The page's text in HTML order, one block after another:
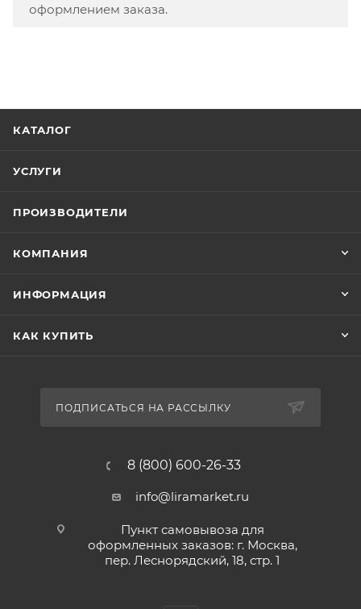
оформлением заказа.
КАТАЛОГ
УСЛУГИ
ПРОИЗВОДИТЕЛИ
КОМПАНИЯ
ИНФОРМАЦИЯ
КАК КУПИТЬ
ПОДПИСАТЬСЯ НА РАССЫЛКУ
8 (800) 600-26-33
info@liramarket.ru
Пункт самовывоза для
оформленных заказов: г. Москва,
пер. Леснорядский, 18, стр. 1